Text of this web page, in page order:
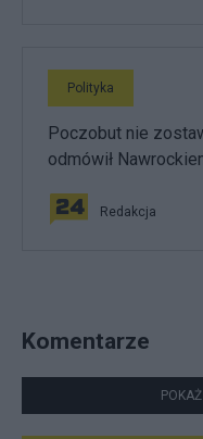
Polityka
Poczobut nie
odmówił
Redakcja
Komentarze